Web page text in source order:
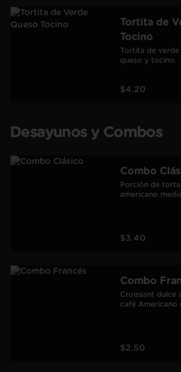
Tortita de
Tocino
Tortita de
queso y tocino.
$4.20
Desayunos y Combos
Combo
Porción de
americano
$3.40
Combo
Croissant dulce
café Americano
$2.50